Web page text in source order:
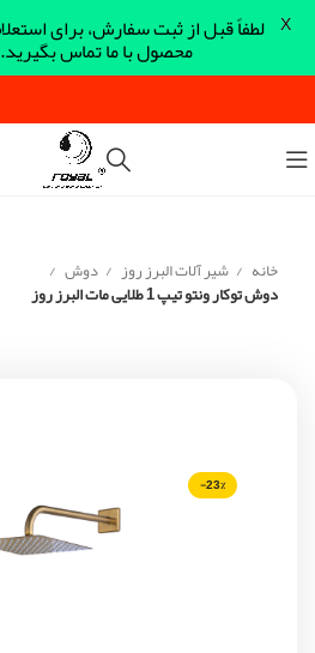
خانه شیر آلات البرز روز دوش
دوش توکار ونتو تیپ 1 طلایی مات البرز روز
-23%
لطفاً قبل از ثبت سفارش، برای
محصول با ما تماس بگیرید.
X